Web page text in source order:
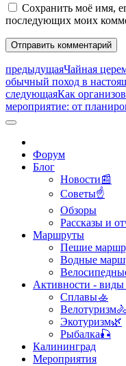
Сохранить моё имя,
последующих моих
предыдущаяЧайная
обычный поход в
следующаяКак
мероприятие: от
Форум
Блог
Новости📰
Советы☝
Обзоры
Рассказы и
Маршруты
Пешие
Водные
Активности - виды
Сплавы🚣
Велотуризм🚴
Экотуризм🌿
Рыбалка🎣
Калининград
Мероприятия